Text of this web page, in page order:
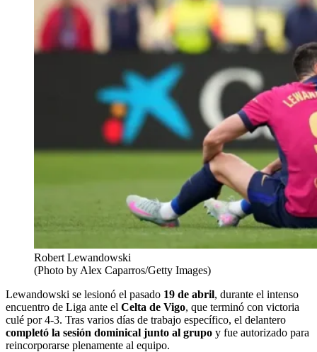
Robert Lewandowski
(Photo by Alex Caparros/Getty Images)
Lewandowski se lesionó el pasado 19 de abril, durante el intenso
encuentro de Liga ante el Celta de Vigo, que terminó con victoria
culé por 4-3. Tras varios días de trabajo específico, el delantero
completó la sesión dominical junto al grupo y fue autorizado para
reincorporarse plenamente al equipo.